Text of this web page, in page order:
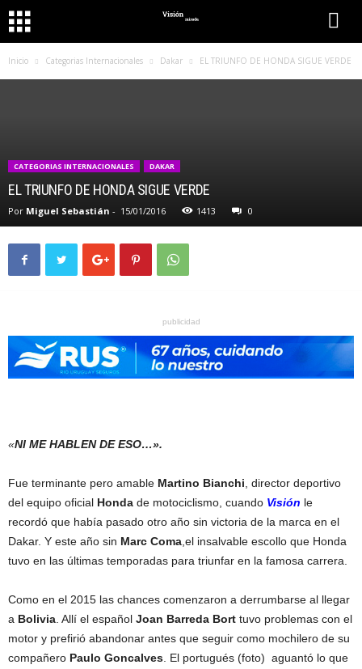
Inicio Categorias Internacionales Dakar EL TRIUNFO DE HONDA SIGUE VERDE
CATEGORIAS INTERNACIONALES DAKAR
EL TRIUNFO DE HONDA SIGUE VERDE
Por Miguel Sebastián - 15/01/2016 1413 0
publicidad
«NI ME HABLEN DE ESO…».
Fue terminante pero amable Martino Bianchi , director deportivo
del equipo oficial Honda de motociclismo, cuando Visión le
recordó que había pasado otro año sin victoria de la marca en el
Dakar. Y este año sin Marc Coma ,el insalvable escollo que Honda
tuvo en las últimas temporadas para triunfar en la famosa carrera.
Como en el 2015 las chances comenzaron a derrumbarse al llegar
a Bolivia . Allí el español Joan Barreda Bort tuvo problemas con el
motor y prefirió abandonar antes que seguir como mochilero de su
compañero Paulo Goncalves . El portugués (foto) aguantó lo que